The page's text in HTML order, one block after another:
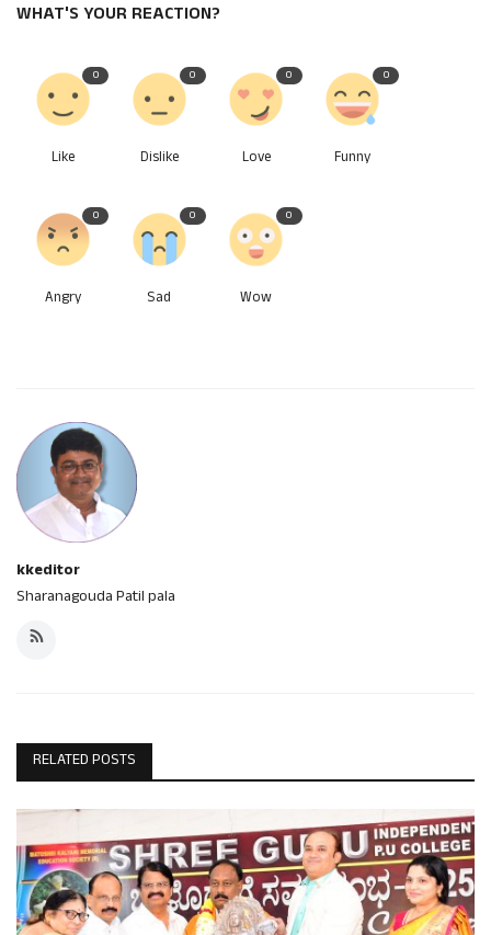
WHAT'S YOUR REACTION?
0
Like
0
Dislike
0
Love
0
Funny
0
Angry
0
Sad
0
Wow
kkeditor
Sharanagouda Patil pala
RELATED POSTS